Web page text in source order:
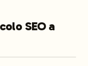
SEO a